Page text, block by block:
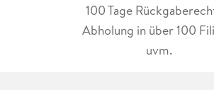
100 Tage
Abholung in über 100
uvm.